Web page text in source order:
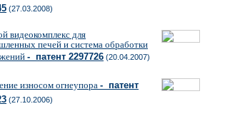
(27.03.2008)
видеокомплекс для
печей и система обработки
- патент 2297726 (20.04.2007)
износом огнеупора- патент
(27.10.2006)